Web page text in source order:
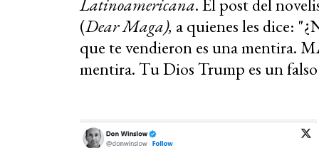
Latinoamericana. El post del
(Dear Maga), a quienes les dice:
que te vendieron es una mentira.
mentira. Tu Dios Trump es un